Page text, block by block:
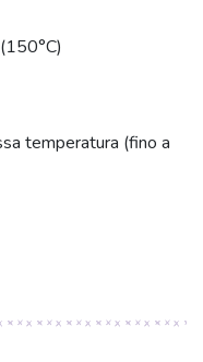
temperatura (fino a